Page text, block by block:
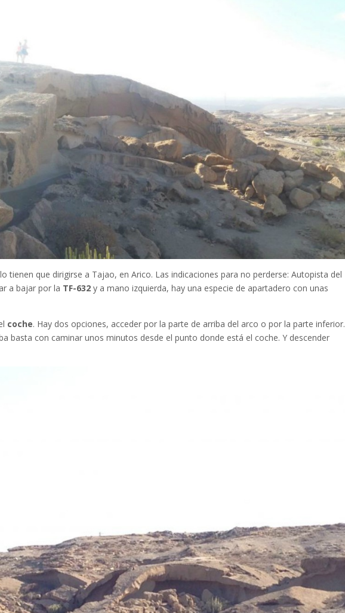
tienen que dirigirse a Tajao, en Arico. Las indicaciones para no perderse: Autopista del
a bajar por la TF-632 y a mano izquierda, hay una especie de apartadero con unas
coche. Hay dos opciones, acceder por la parte de arriba del arco o por la parte inferior.
basta con caminar unos minutos desde el punto donde está el coche. Y descender